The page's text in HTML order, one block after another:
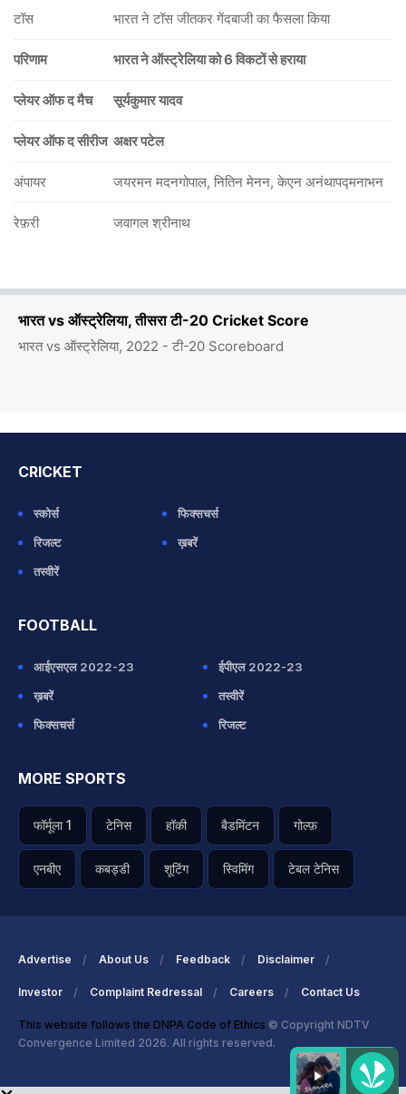
भारत vs ऑस्ट्रेलिया, तीसरा टी-20 Cricket Score
भारत vs ऑस्ट्रेलिया, 2022 - टी-20 Scoreboard
टॉस भारत ने टॉस जीतकर गेंदबाजी का फैसला किया
परिणाम भारत ने ऑस्ट्रेलिया को 6 विकटों से हराया
प्लेयर ऑफ द मैच सूर्यकुमार यादव
प्लेयर ऑफ द सीरीज अक्षर पटेल
अंपायर जयरमन मदनगोपाल, नितिन मेनन, केएन अनंथापद्मनाभन
रेफ़री जवागल श्रीनाथ
CRICKET
स्कोर्स
फिक्सचर्स
रिजल्ट
ख़बरें
तस्वीरें
FOOTBALL
आईएसएल 2022-23
ईपीएल 2022-23
ख़बरें
तस्वीरें
फिक्सचर्स
रिजल्ट
MORE SPORTS
फॉर्मूला 1 टेनिस हॉकी बैडमिंटन गोल्फ़
एनबीए कबड्डी शूटिंग स्विमिंग टेबल टेनिस
Advertise About Us Feedback Disclaimer
Investor Complaint Redressal Careers Contact Us
This website follows the DNPA Code of Ethics © Copyright NDTV
Convergence Limited 2026. All rights reserved.